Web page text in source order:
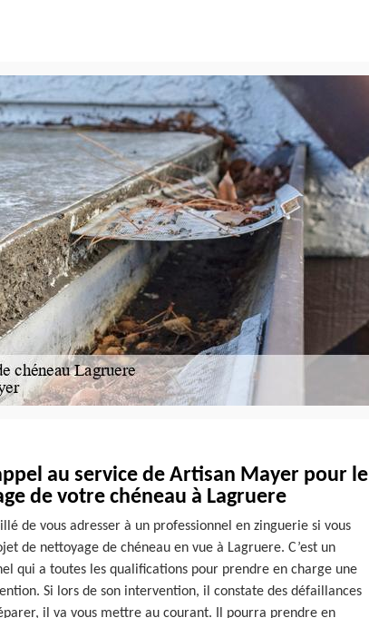
au service de Artisan Mayer pour le
de votre chéneau à Lagruere
de vous adresser à un professionnel en zinguerie si vous
de nettoyage de chéneau en vue à Lagruere. C’est un
qui a toutes les qualifications pour prendre en charge une
Si lors de son intervention, il constate des défaillances
il va vous mettre au courant. Il pourra prendre en